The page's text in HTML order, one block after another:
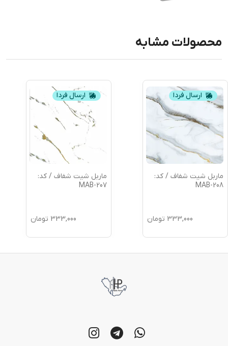
محصولات مشابه
ارسال فردا
ماربل شیت شفاف / کد:
MAB-208
333,000 تومان
ارسال فردا
ماربل شیت شفاف / کد:
MAB-207
333,000 تومان